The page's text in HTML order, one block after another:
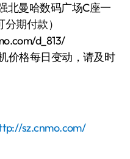
北曼哈数码广场C座一
期付款）
d_813/
价格每日变动，请及时
sz.cnmo.com/